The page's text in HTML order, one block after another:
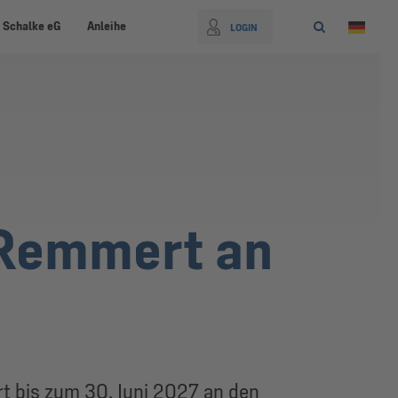
eG Anleihe LOGIN
an
bis zum 30. Juni 2027 an den